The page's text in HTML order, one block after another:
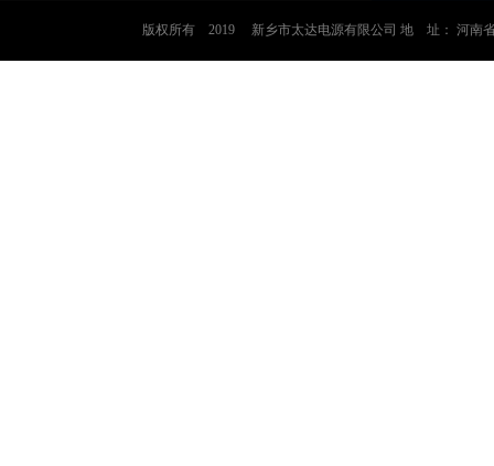
版权所有 2019 新乡市太达电源有限公司 地 址： 河南省